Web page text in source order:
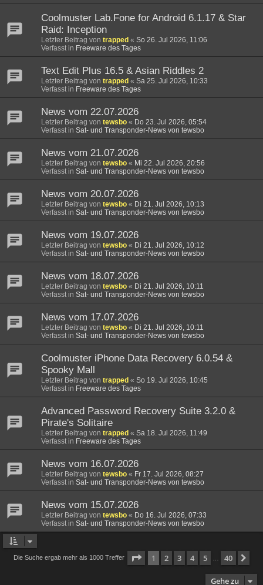
Coolmuster Lab.Fone for Android 6.1.17 & Star
Raid: Inception
Letzter Beitrag von trapped « So 26. Jul 2026, 11:06
Verfasst in Freeware des Tages
Text Edit Plus 16.5 & Asian Riddles 2
Letzter Beitrag von trapped « Sa 25. Jul 2026, 10:33
Verfasst in Freeware des Tages
News vom 22.07.2026
Letzter Beitrag von tewsbo « Do 23. Jul 2026, 05:54
Verfasst in Sat- und Transponder-News von tewsbo
News vom 21.07.2026
Letzter Beitrag von tewsbo « Mi 22. Jul 2026, 20:56
Verfasst in Sat- und Transponder-News von tewsbo
News vom 20.07.2026
Letzter Beitrag von tewsbo « Di 21. Jul 2026, 10:13
Verfasst in Sat- und Transponder-News von tewsbo
News vom 19.07.2026
Letzter Beitrag von tewsbo « Di 21. Jul 2026, 10:12
Verfasst in Sat- und Transponder-News von tewsbo
News vom 18.07.2026
Letzter Beitrag von tewsbo « Di 21. Jul 2026, 10:11
Verfasst in Sat- und Transponder-News von tewsbo
News vom 17.07.2026
Letzter Beitrag von tewsbo « Di 21. Jul 2026, 10:11
Verfasst in Sat- und Transponder-News von tewsbo
Coolmuster iPhone Data Recovery 6.0.54 &
Spooky Mall
Letzter Beitrag von trapped « So 19. Jul 2026, 10:45
Verfasst in Freeware des Tages
Advanced Password Recovery Suite 3.2.0 &
Pirate's Solitaire
Letzter Beitrag von trapped « Sa 18. Jul 2026, 11:49
Verfasst in Freeware des Tages
News vom 16.07.2026
Letzter Beitrag von tewsbo « Fr 17. Jul 2026, 08:27
Verfasst in Sat- und Transponder-News von tewsbo
News vom 15.07.2026
Letzter Beitrag von tewsbo « Do 16. Jul 2026, 07:33
Verfasst in Sat- und Transponder-News von tewsbo
Die Suche ergab mehr als 1000 Treffer Seite 1von 40
1 2 3 4 5 40
Gehe zu